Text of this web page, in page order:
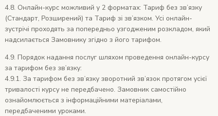
4.8. Онлайн-курс можливий у 2 форматах: Тариф без зв’язку
(Стандарт, Розширений) та Тариф зі зв’язком. Усі онлайн-
зустрічі проходять за попередньо узгодженим розкладом, який
надсилається Замовнику згідно з його тарифом.
4.9. Порядок надання послуг шляхом проведення онлайн-курсу
за тарифом без зв’язку:
4.9.1. За тарифом без зв’язку зворотний зв’язок протягом усієї
тривалості курсу не передбачено. Замовник самостійно
ознайомлюється з інформаційними матеріалами,
передбаченими уроками.